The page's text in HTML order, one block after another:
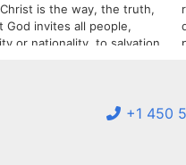
is the way, the truth,
God invites all people,
or nationality, to salvation
+1 450